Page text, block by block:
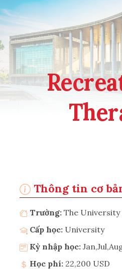
Thông tin cơ
Trường: The University
Cấp học: University
Kỳ nhập học:
Học phí: 22,200 USD